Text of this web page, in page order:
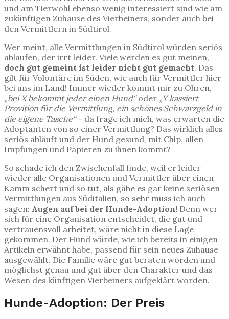
und am Tierwohl ebenso wenig interessiert sind wie am
zukünftigen Zuhause des Vierbeiners, sonder auch bei
den Vermittlern in Südtirol.
Wer meint, alle Vermittlungen in Südtirol würden seriös
ablaufen, der irrt leider. Viele werden es gut meinen,
doch gut gemeint ist leider nicht gut gemacht. Das
gilt für Volontäre im Süden, wie auch für Vermittler hier
bei uns im Land! Immer wieder kommt mir zu Ohren,
„bei X bekommt jeder einen Hund“oder „Y kassiert
Provition für die Vermittlung, ein schönes Schwarzgeld in
die eigene Tasche“– da frage ich mich, was erwarten die
Adoptanten von so einer Vermittlung? Das wirklich alles
seriös abläuft und der Hund gesund, mit Chip, allen
Impfungen und Papieren zu ihnen kommt?
So schade ich den Zwischenfall finde, weil er leider
wieder alle Organisationen und Vermittler über einen
Kamm schert und so tut, als gäbe es gar keine seriösen
Vermittlungen aus Süditalien, so sehr muss ich auch
sagen: Augen auf bei der Hunde-Adoption! Denn wer
sich für eine Organisation entscheidet, die gut und
vertrauensvoll arbeitet, wäre nicht in diese Lage
gekommen. Der Hund würde, wie ich bereits in einigen
Artikeln erwähnt habe, passend für sein neues Zuhause
ausgewählt. Die Familie wäre gut beraten worden und
möglichst genau und gut über den Charakter und das
Wesen des künftigen Vierbeiners aufgeklärt worden.
Hunde-Adoption: Der Preis